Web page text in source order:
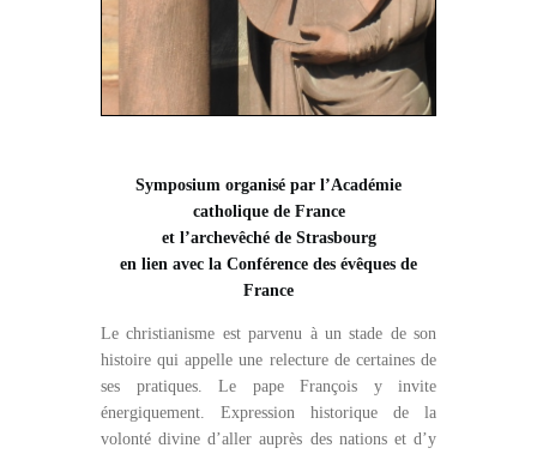
Symposium organisé par l’Académie
catholique de France
et l’archevêché de Strasbourg
en lien avec la Conférence des évêques de
France
Le christianisme est parvenu à un stade de son
histoire qui appelle une relecture de certaines de
ses pratiques. Le pape François y invite
énergiquement. Expression historique de la
volonté divine d’aller auprès des nations et d’y